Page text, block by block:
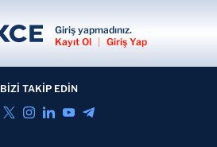
Giriş yapmadınız.
Kayıt Ol
Giriş Yap
BİZİ TAKİP EDİN